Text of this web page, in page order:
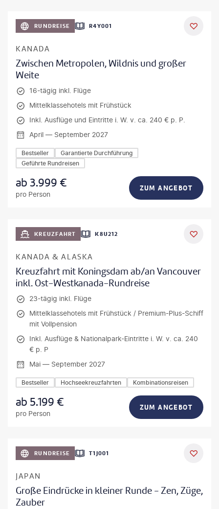
RUNDREISE R4Y001
KANADA
Zwischen Metropolen, Wildnis und großer
Weite
16-tägig inkl. Flüge
Mittelklassehotels mit Frühstück
Inkl. Ausflüge und Eintritte i. W. v. ca. 240 € p. P.
April — September 2027
Bestseller
Garantierte Durchführung
Geführte Rundreisen
ab3.999 €
pro Person
ZUM ANGEBOT
KREUZFAHRT K8U212
KANADA & ALASKA
Kreuzfahrt mit Koningsdam ab/an Vancouver
inkl. Ost-Westkanada-Rundreise
23-tägig inkl. Flüge
Mittelklassehotels mit Frühstück / Premium-Plus-Schiff
mit Vollpension
Inkl. Ausflüge & Nationalpark-Eintritte i. W. v. ca. 240
€ p. P
Mai — September 2027
Bestseller Hochseekreuzfahrten Kombinationsreisen
ab 5.199 €
pro Person
ZUM ANGEBOT
RUNDREISE T1J001
JAPAN
Große Eindrücke in kleiner Runde - Zen, Züge,
Zauber